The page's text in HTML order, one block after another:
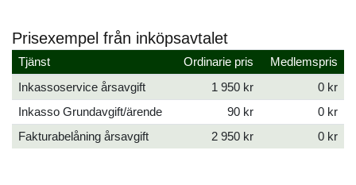
Prisexempel från inköpsavtalet
Tjänst Ordinarie pris
Medlemspris
Inkassoservice årsavgift
1 950 kr
0 kr
Inkasso Grundavgift/ärende
90 kr
0 kr
Fakturabelåning årsavgift
2 950 kr 0 kr